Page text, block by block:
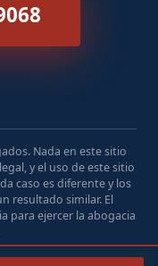
Nada en este sitio
y el uso de este sitio
caso es diferente y los
resultado similar. El
para ejercer la abogacia